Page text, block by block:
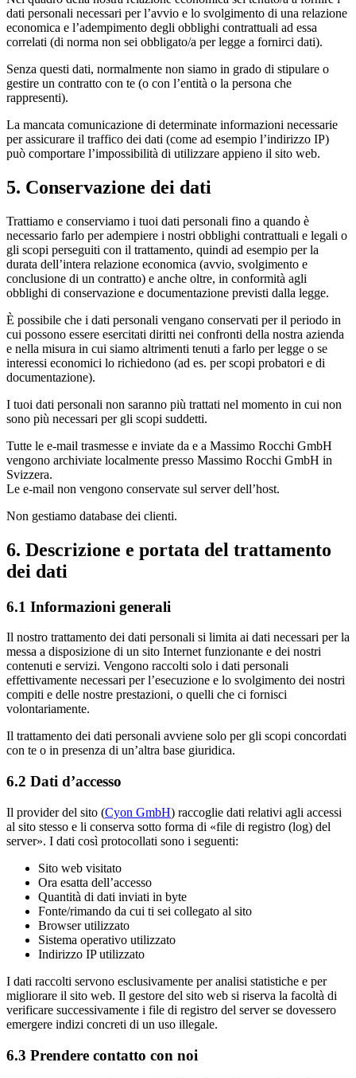
dati personali necessari per l’avvio e lo svolgimento di una relazione
economica e l’adempimento degli obblighi contrattuali ad essa
correlati (di norma non sei obbligato/a per legge a fornirci dati).
Senza questi dati, normalmente non siamo in grado di stipulare o
gestire un contratto con te (o con l’entità o la persona che
rappresenti).
La mancata comunicazione di determinate informazioni necessarie
per assicurare il traffico dei dati (come ad esempio l’indirizzo IP)
può comportare l’impossibilità di utilizzare appieno il sito web.
5. Conservazione dei dati
Trattiamo e conserviamo i tuoi dati personali fino a quando è
necessario farlo per adempiere i nostri obblighi contrattuali e legali o
gli scopi perseguiti con il trattamento, quindi ad esempio per la
durata dell’intera relazione economica (avvio, svolgimento e
conclusione di un contratto) e anche oltre, in conformità agli
obblighi di conservazione e documentazione previsti dalla legge.
È possibile che i dati personali vengano conservati per il periodo in
cui possono essere esercitati diritti nei confronti della nostra azienda
e nella misura in cui siamo altrimenti tenuti a farlo per legge o se
interessi economici lo richiedono (ad es. per scopi probatori e di
documentazione).
I tuoi dati personali non saranno più trattati nel momento in cui non
sono più necessari per gli scopi suddetti.
Tutte le e-mail trasmesse e inviate da e a Massimo Rocchi GmbH
vengono archiviate localmente presso Massimo Rocchi GmbH in
Svizzera.
Le e-mail non vengono conservate sul server dell’host.
Non gestiamo database dei clienti.
6. Descrizione e portata del trattamento
dei dati
6.1 Informazioni generali
Il nostro trattamento dei dati personali si limita ai dati necessari per la
messa a disposizione di un sito Internet funzionante e dei nostri
contenuti e servizi. Vengono raccolti solo i dati personali
effettivamente necessari per l’esecuzione e lo svolgimento dei nostri
compiti e delle nostre prestazioni, o quelli che ci fornisci
volontariamente.
Il trattamento dei dati personali avviene solo per gli scopi concordati
con te o in presenza di un’altra base giuridica.
6.2 Dati d’accesso
Il provider del sito (Cyon GmbH) raccoglie dati relativi agli accessi
al sito stesso e li conserva sotto forma di «file di registro (log) del
server». I dati così protocollati sono i seguenti:
Sito web visitato
Ora esatta dell’accesso
Quantità di dati inviati in byte
Fonte/rimando da cui ti sei collegato al sito
Browser utilizzato
Sistema operativo utilizzato
Indirizzo IP utilizzato
I dati raccolti servono esclusivamente per analisi statistiche e per
migliorare il sito web. Il gestore del sito web si riserva la facoltà di
verificare successivamente i file di registro del server se dovessero
emergere indizi concreti di un uso illegale.
6.3 Prendere contatto con noi